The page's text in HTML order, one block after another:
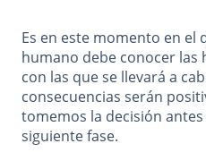
Es en este momento en el
humano debe conocer las
con las que se llevará a
consecuencias serán
tomemos la decisión
siguiente fase.